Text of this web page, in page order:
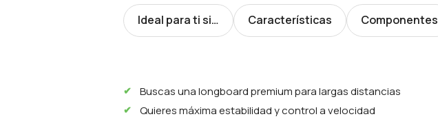
Ideal para ti si… Características Componentes
Buscas una longboard premium para largas distancias
Quieres máxima estabilidad y control a velocidad